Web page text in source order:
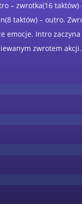
– zwrotka(16 taktów)
taktów) – outro.
emocje. Intro
zwrotem akcji.